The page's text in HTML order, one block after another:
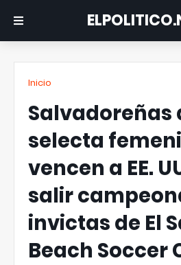
Inicio
Salvadoreñas
selecta
vencen a EE.
salir
invictas de El
Beach Soccer